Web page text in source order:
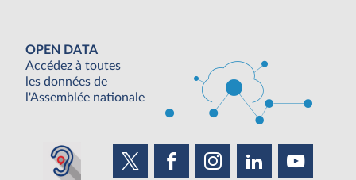
OPEN DATA
Accédez à toutes
les données de
l'Assemblée nationale